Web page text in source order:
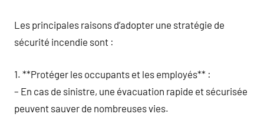
Les principales raisons d’adopter une stratégie de
sécurité incendie sont :
1. **Protéger les occupants et les employés** :
– En cas de sinistre, une évacuation rapide et sécurisée
peuvent sauver de nombreuses vies.